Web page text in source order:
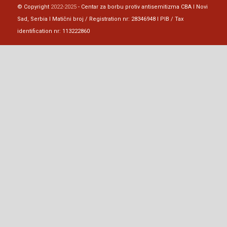
© Copyright 2022-2025- Centar za borbu protiv antisemitizma CBA I Novi
Sad, Serbia I Matični broj / Registration nr: 28346948 I PIB / Tax
identification nr: 113222860